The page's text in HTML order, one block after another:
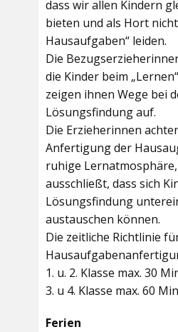
dass wir allen Kindern
bieten und als Hort
Hausaufgaben“ leiden.
Die
die Kinder beim
zeigen ihnen Wege bei
Lösungsfindung auf.
Die Erzieherinnen
Anfertigung der
ruhige
ausschließt, dass sich
Lösungsfindung
austauschen können.
Die zeitliche Richtlinie
1. u. 2. Klasse max. 30
3. u 4. Klasse max. 60
Ferien